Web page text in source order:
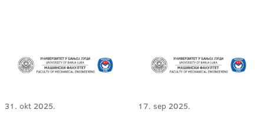
31. okt 2025. 17. sep 2025.